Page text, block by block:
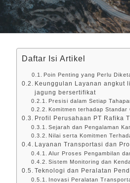
Daftar Isi Artikel
Poin Penting yang Perlu
Keunggulan Layanan angkut
jagung bersertifikat
Presisi dalam Setiap
Komitmen terhadap Standar
Profil Perusahaan PT Rafika
Sejarah dan Pengalaman
Nilai serta Komitmen
Layanan Transportasi dan
Alur Proses Pengambilan
Sistem Monitoring dan
Teknologi dan Peralatan
Inovasi Peralatan